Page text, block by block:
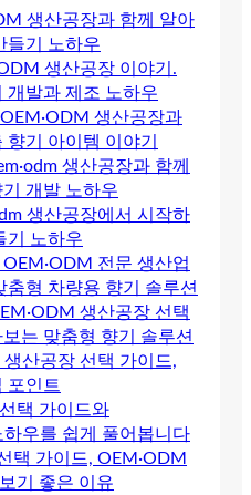
생산공장과 함께 알아
들기 노하우
생산공장 이야기.
개발과 제조 노하우
생산공장과
기 아이템 이야기
생산공장과 함께
개발 노하우
생산공장에서 시작하
기 노하우
전문 생산업
춤형 차량용 향기 솔루션
생산공장 선택
는 맞춤형 향기 솔루션
산공장 선택 가이드,
포인트
택 가이드와
우를 쉽게 풀어봅니다
택 가이드, OEM·ODM
기 좋은 이유